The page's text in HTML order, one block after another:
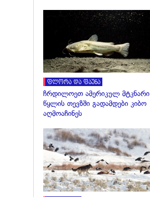
ფლორა და ფაუნა
ჩრდილოეთ ამერიკულ მტკნარი
წყლის თევზში გადამდები კიბო
აღმოაჩინეს